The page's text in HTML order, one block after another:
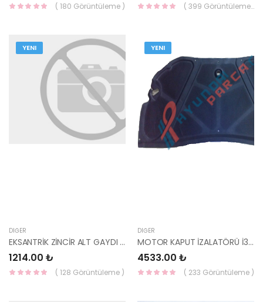
( 180 Görüntüleme ) ( 399 Görüntüleme )
YENI
DIĞER
EKSANTRİK ZİNCİR ALT GAYDI İ20 24431-03001-HMC
1214.00 ₺
( 128 Görüntüleme )
YENI
DIĞER
MOTOR KAPUT İZALATÖRÜ İ30 2007-2011 81125-2L000-HMC
4533.00 ₺
( 233 Görüntüleme )